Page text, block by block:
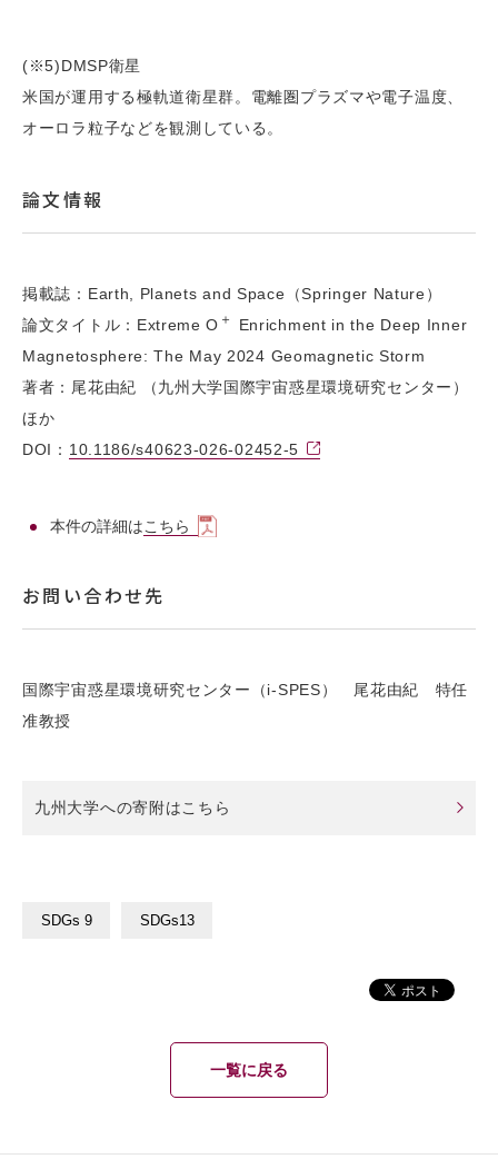
(※5)DMSP衛星
米国が運用する極軌道衛星群。電離圏プラズマや電子温度、
オーロラ粒子などを観測している。
論文情報
掲載誌：Earth, Planets and Space（Springer Nature）
論文タイトル：Extreme O ＋
Enrichment in the Deep Inner
Magnetosphere: The May 2024 Geomagnetic Storm
著者：尾花由紀 （九州大学国際宇宙惑星環境研究センター）
ほか
DOI： 10.1186/s40623-026-02452-5
本件の詳細はこちら
お問い合わせ先
国際宇宙惑星環境研究センター（i-SPES） 尾花由紀 特任
准教授
九州大学への寄附はこちら
SDGs 9 SDGs13
一覧に戻る